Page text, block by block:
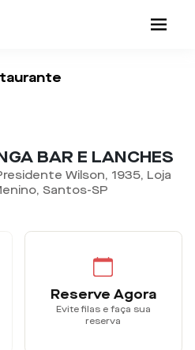
BAR E LANCHES
Wilson, 1935, Loja
Santos-SP
Reserve Agora
Evite filas e faça sua
reserva